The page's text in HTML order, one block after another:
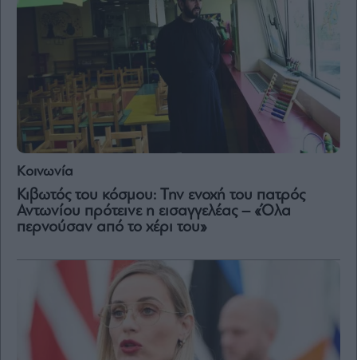
Κοινωνία
Κιβωτός του κόσμου: Την ενοχή του πατρός
Αντωνίου πρότεινε η εισαγγελέας – «Όλα
περνούσαν από το χέρι του»